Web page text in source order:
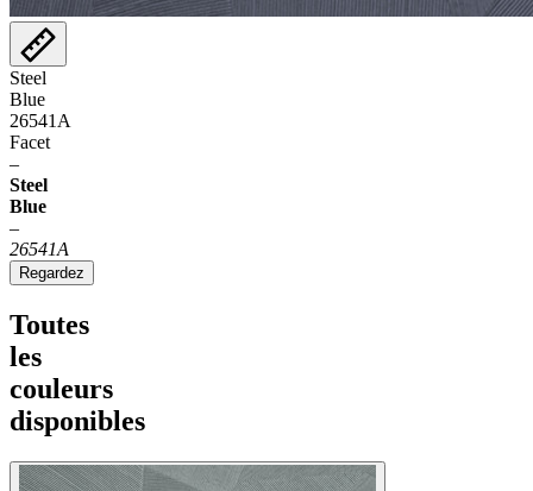
Steel
Blue
26541A
Facet
–
Steel
Blue
–
26541A
Regardez
Toutes
les
couleurs
disponibles